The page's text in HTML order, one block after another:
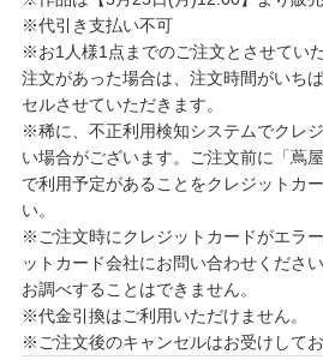
※代引き支払い不可
※お1人様1点までのご注文とさせてい
注文があった場合は、注文時間がいち
セルさせていただきます。
※稀に、不正利用検知システムでクレ
い場合がございます。ご注文前に「蔦
で利用予定があることをクレジットカ
い。
※ご注文時にクレジットカードがエラ
ットカード会社にお問い合わせくださ
お調べすることはできません。
※代金引換はご利用いただけません。
※ご注文後のキャンセルはお受けしてお